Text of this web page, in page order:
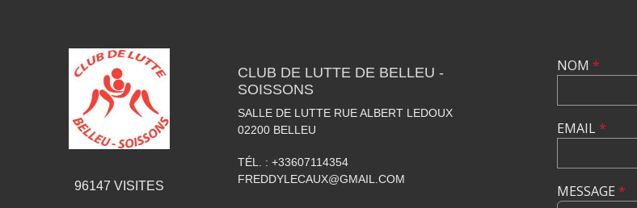
96147 VISITES
CLUB DE LUTTE DE BELLEU -
SOISSONS
SALLE DE LUTTE RUE ALBERT LEDOUX
02200 BELLEU
TÉL. : +33607114354
FREDDYLECAUX@GMAIL.COM
NOM *
EMAIL*
MESSAGE *